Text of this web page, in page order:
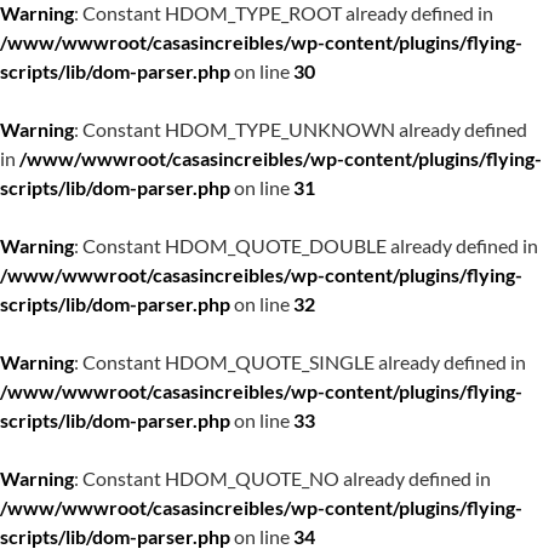
Warning: Constant HDOM_TYPE_ROOT already defined in
/www/wwwroot/casasincreibles/wp-content/plugins/flying-
scripts/lib/dom-parser.phpon line30
Warning: Constant HDOM_TYPE_UNKNOWN already defined
in /www/wwwroot/casasincreibles/wp-content/plugins/flying-
scripts/lib/dom-parser.phpon line31
Warning: Constant HDOM_QUOTE_DOUBLE already defined in
/www/wwwroot/casasincreibles/wp-content/plugins/flying-
scripts/lib/dom-parser.phpon line32
Warning: Constant HDOM_QUOTE_SINGLE already defined in
/www/wwwroot/casasincreibles/wp-content/plugins/flying-
scripts/lib/dom-parser.phpon line33
Warning: Constant HDOM_QUOTE_NO already defined in
/www/wwwroot/casasincreibles/wp-content/plugins/flying-
scripts/lib/dom-parser.phpon line34